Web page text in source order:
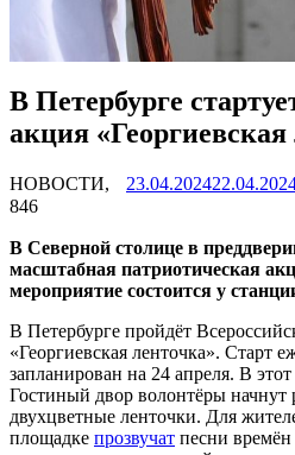
В Петербурге
акция «Георгиевская
НОВОСТИ, 23.04.2024
846
В Северной столице в
масштабная патриотическая
мероприятие состоится у
В Петербурге пройдёт
«Георгиевская ленточка». Старт
запланирован на 24 апреля. В
Гостиный двор волонтёры начнут
двухцветные ленточки. Для
площадке прозвучат песни